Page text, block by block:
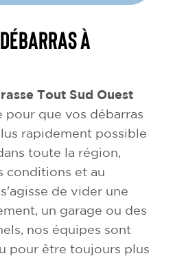
à
Tout Sud Ouest
que vos débarras
rapidement possible
toute la région,
conditions et au
de vider une
un garage ou des
nos équipes sont
pour être toujours plus